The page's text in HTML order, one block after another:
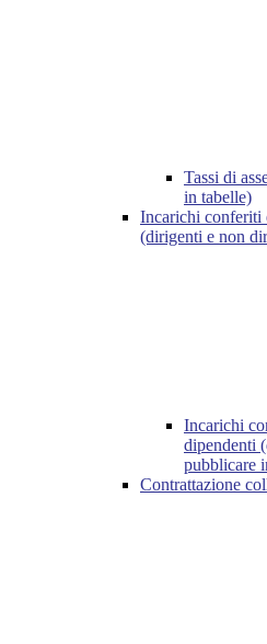
Tassi di
in tabelle)
Incarichi conferiti
(dirigenti e non
Incarichi
dipendenti
pubblicare
Contrattazione